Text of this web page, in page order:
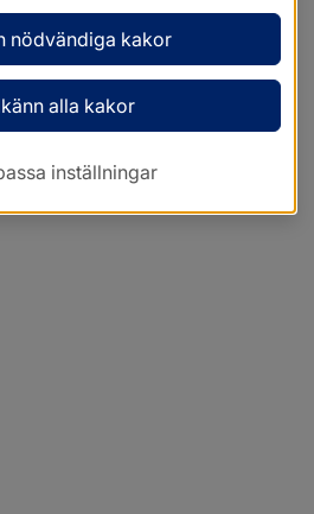
nödvändiga kakor
alla kakor
inställningar